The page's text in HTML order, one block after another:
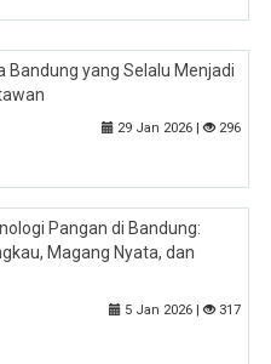
Bandung yang Selalu Menjadi
29 Jan 2026 | 296
Pangan di Bandung:
Magang Nyata, dan
5 Jan 2026 | 317